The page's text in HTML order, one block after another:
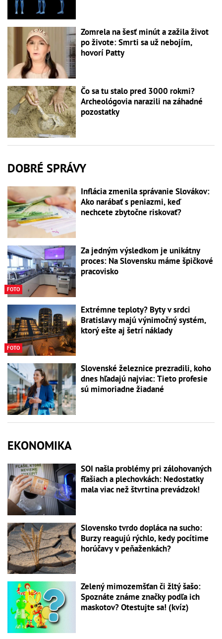
Zomrela na šesť minút a zažila život
po živote: Smrti sa už nebojím,
hovorí Patty
Čo sa tu stalo pred 3000 rokmi?
Archeológovia narazili na záhadné
pozostatky
DOBRÉ SPRÁVY
Inflácia zmenila správanie Slovákov:
Ako narábať s peniazmi, keď
nechcete zbytočne riskovať?
FOTO
Za jedným výsledkom je unikátny
proces: Na Slovensku máme špičkové
pracovisko
FOTO
Extrémne teploty? Byty v srdci
Bratislavy majú výnimočný systém,
ktorý ešte aj šetrí náklady
Slovenské železnice prezradili, koho
dnes hľadajú najviac: Tieto profesie
sú mimoriadne žiadané
EKONOMIKA
SOI našla problémy pri zálohovaných
fľašiach a plechovkách: Nedostatky
mala viac než štvrtina prevádzok!
Slovensko tvrdo dopláca na sucho:
Burzy reagujú rýchlo, kedy pocítime
horúčavy v peňaženkách?
Zelený mimozemšťan či žltý šašo:
Spoznáte známe značky podľa ich
maskotov? Otestujte sa! (kvíz)